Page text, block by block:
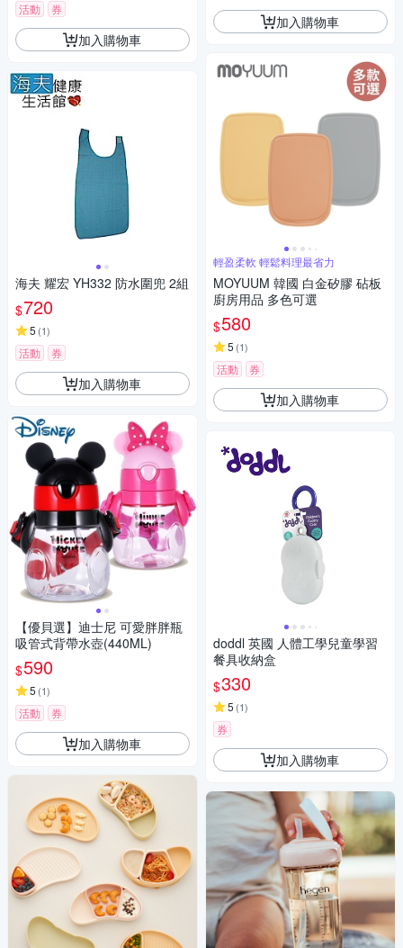
活動 券
加入購物車
海夫 耀宏 YH332 防水圍兜 2組
$720
5 (1)
活動 券
加入購物車
【優貝選】迪士尼 可愛胖胖瓶
吸管式背帶水壺(440ML)
$590
5 (1)
活動 券
加入購物車
加入購物車
輕盈柔軟 輕鬆料理最省力
MOYUUM 韓國 白金矽膠 砧板
廚房用品 多色可選
$580
5 (1)
活動 券
加入購物車
doddl 英國 人體工學兒童學習
餐具收納盒
$330
5 (1)
券
加入購物車